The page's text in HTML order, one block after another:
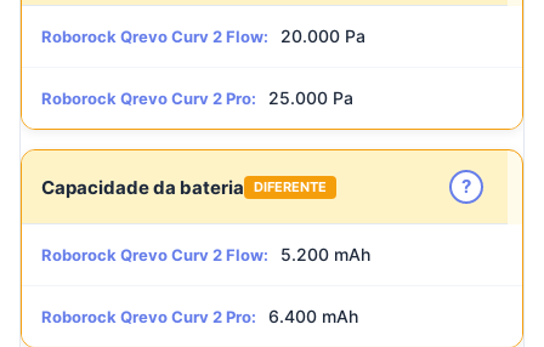
Roborock Qrevo Curv 2 Flow: 20.000 Pa
Roborock Qrevo Curv 2 Pro: 25.000 Pa
Capacidade da bateria DIFERENTE ?
Roborock Qrevo Curv 2 Flow: 5.200 mAh
Roborock Qrevo Curv 2 Pro: 6.400 mAh